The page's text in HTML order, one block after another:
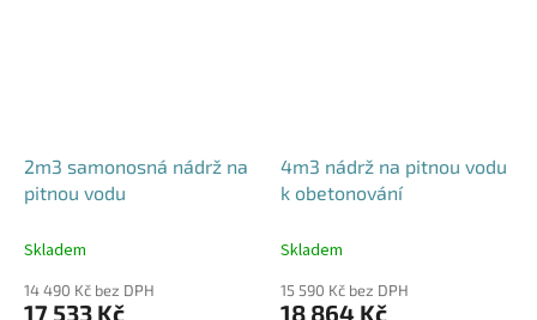
2m3 samonosná nádrž na
pitnou vodu
Skladem
14 490 Kč bez DPH
17 533 Kč
4m3 nádrž na pitnou vodu
k obetonování
Skladem
15 590 Kč bez DPH
18 864 Kč